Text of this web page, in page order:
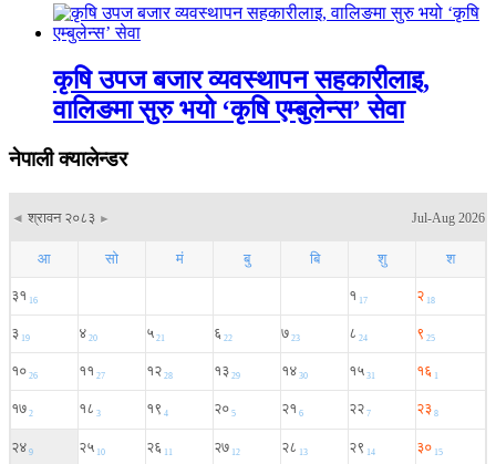
कृषि उपज बजार व्यवस्थापन सहकारीलाइ,
वालिङमा सुरु भयो ‘कृषि एम्बुलेन्स’ सेवा
नेपाली क्यालेन्डर